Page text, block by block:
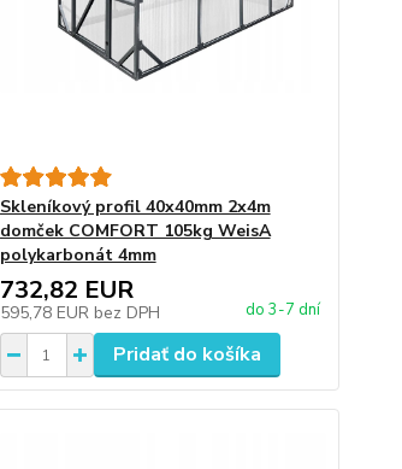
Skleníkový profil 40x40mm 2x4m
domček COMFORT 105kg WeisA
polykarbonát 4mm
732,82 EUR
595,78 EUR bez DPH do 3-7 dní
Pridať do košíka